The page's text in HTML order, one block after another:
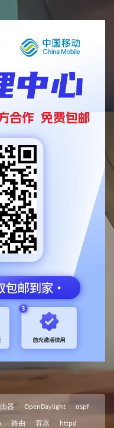
器 OpenDaylight
ospf
路由 容器 httpd